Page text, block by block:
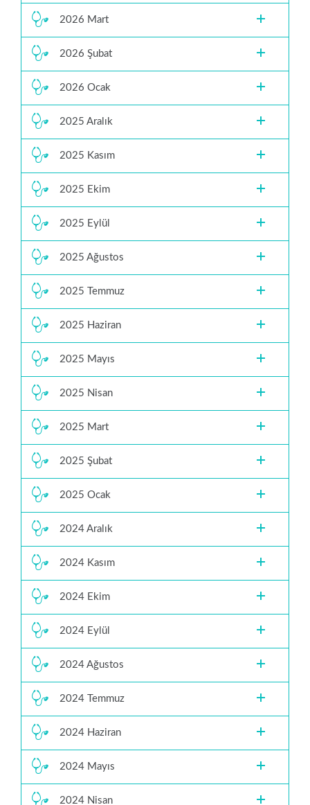
2026 Mart
2026 Şubat
2026 Ocak
2025 Aralık
2025 Kasım
2025 Ekim
2025 Eylül
2025 Ağustos
2025 Temmuz
2025 Haziran
2025 Mayıs
2025 Nisan
2025 Mart
2025 Şubat
2025 Ocak
2024 Aralık
2024 Kasım
2024 Ekim
2024 Eylül
2024 Ağustos
2024 Temmuz
2024 Haziran
2024 Mayıs
2024 Nisan